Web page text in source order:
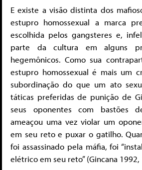
E existe a visão distinta dos
estupro homossexual a marca
escolhida pelos gangsteres e,
parte da cultura em alguns
hegemônicos. Como sua
estupro homossexual é mais um
subordinação do que um ato
táticas preferidas de punição de
seus oponentes com bastões
ameaçou uma vez violar um
em seu reto e puxar o gatilho.
foi assassinado pela máfia, foi
elétrico em seu reto” (Gincana